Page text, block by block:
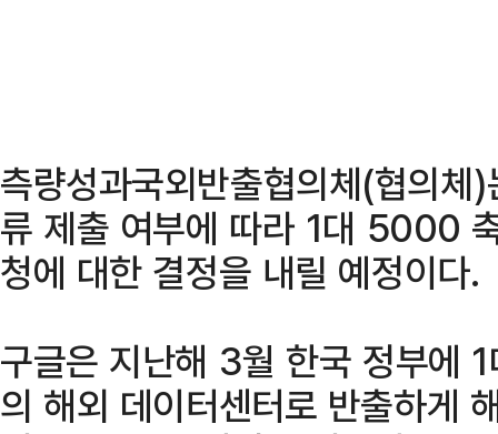
측량성과국외반출협의체(협의
류 제출 여부에 따라 1대 5000
청에 대한 결정을 내릴 예정이다.
구글은 지난해 3월 한국 정부에
의 해외 데이터센터로 반출하게